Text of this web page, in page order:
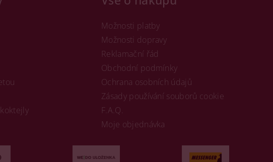
Možnosti platby
Možnosti dopravy
Reklamační řád
Obchodní podmínky
Ochrana osobních údajů
Zásady používání souborů cookie
F.A.Q.
Moje objednávka